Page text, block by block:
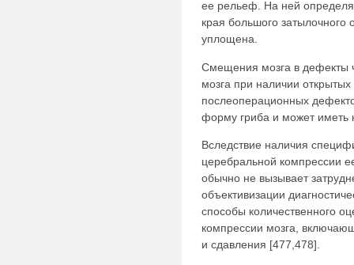
ее рельеф. На ней
края большого затылочного
уплощена.
Смещения мозга в дефекты
мозга при наличии
послеоперационных
форму гриба и может иметь
Вследствие наличия
церебральной компрессии
обычно не вызывает
объективизации
способы количественного
компрессии мозга,
и сдавления [477,478].